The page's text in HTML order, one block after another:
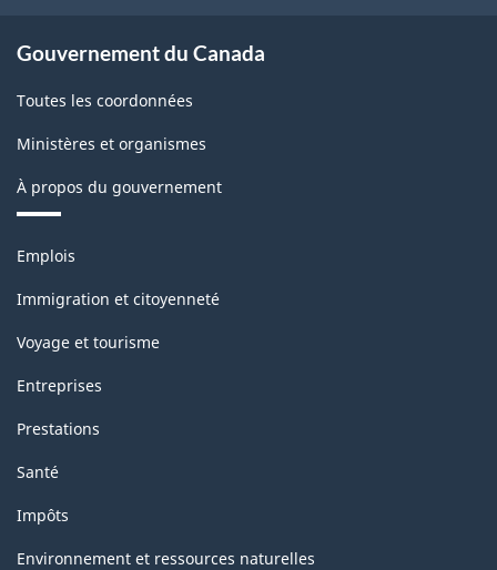
Gouvernement du Canada
Toutes les coordonnées
Ministères et organismes
À propos du gouvernement
Thèmes
sujets
Emplois
Immigration et citoyenneté
Voyage et tourisme
Entreprises
Prestations
Santé
Impôts
Environnement et ressources naturelles